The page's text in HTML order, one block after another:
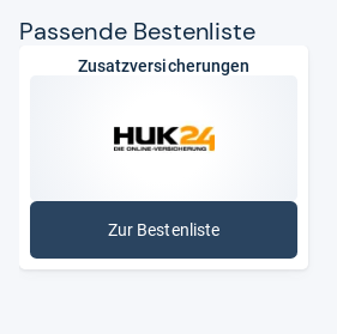
Pas­sende Bes­ten­liste
Zusatzversicherungen
Zur Bestenliste: Zusatzversicherungen